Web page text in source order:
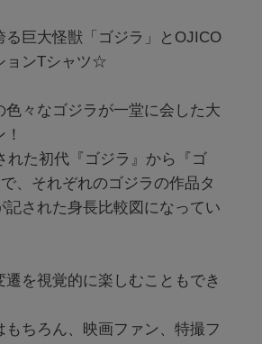
る巨大怪獣「ゴジラ」とOJICO
ョンTシャツ☆
色々なゴジラが一堂に会した大
れた初代『ゴジラ』から『ゴ
、それぞれのゴジラの作品タ
記された身長比較図になってい
遷を視覚的に楽しむこともでき
もちろん、映画ファン、特撮フ